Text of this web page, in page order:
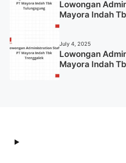
Lowongan
Mayora Indah
July 4, 2025
Lowongan
Mayora Indah